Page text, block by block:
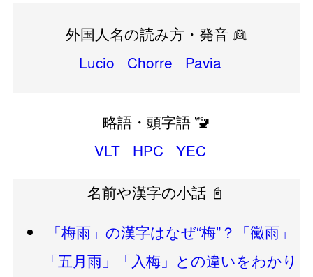
外国人名の読み方・発音 👱
Lucio
Chorre Pavia
略語・頭字語 🚾
VLT
HPC
YEC
名前や漢字の小話 📓
「梅雨」の漢字はなぜ“梅”？「黴雨」
「五月雨」「入梅」との違いをわかり